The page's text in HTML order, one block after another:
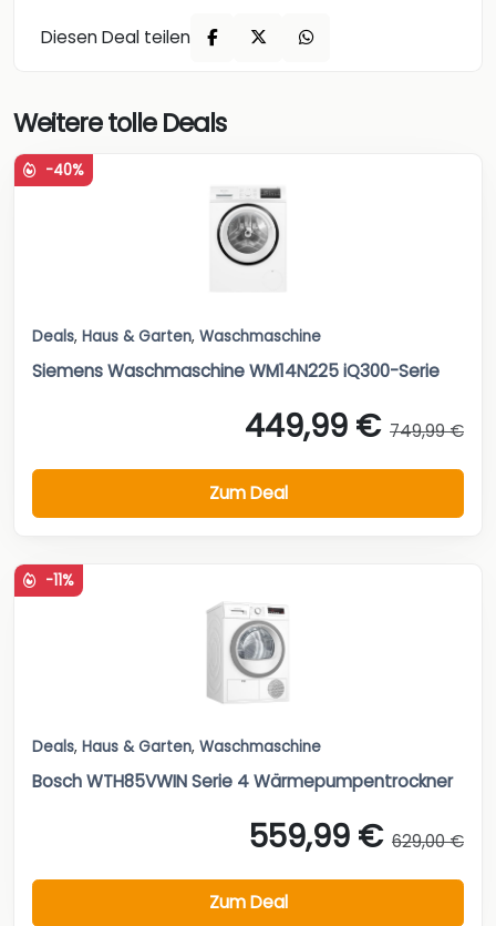
Diesen Deal teilen
Weitere tolle Deals
-40%
Deals, Haus & Garten, Waschmaschine
Siemens Waschmaschine WM14N225 iQ300-Serie
449,99 € 749,99 €
Zum Deal
-11%
Deals, Haus & Garten, Waschmaschine
Bosch WTH85VWIN Serie 4 Wärmepumpentrockner
559,99 € 629,00 €
Zum Deal